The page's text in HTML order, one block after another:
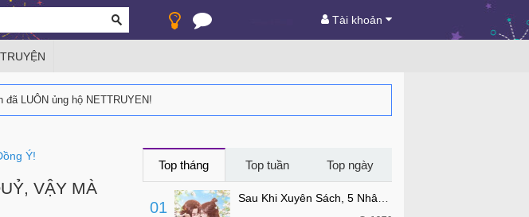
Tài khoản
LUÔN ủng hộ NETTRUYEN!
Ý!
VẬY MÀ
Top tháng Top tuần Top ngày
01